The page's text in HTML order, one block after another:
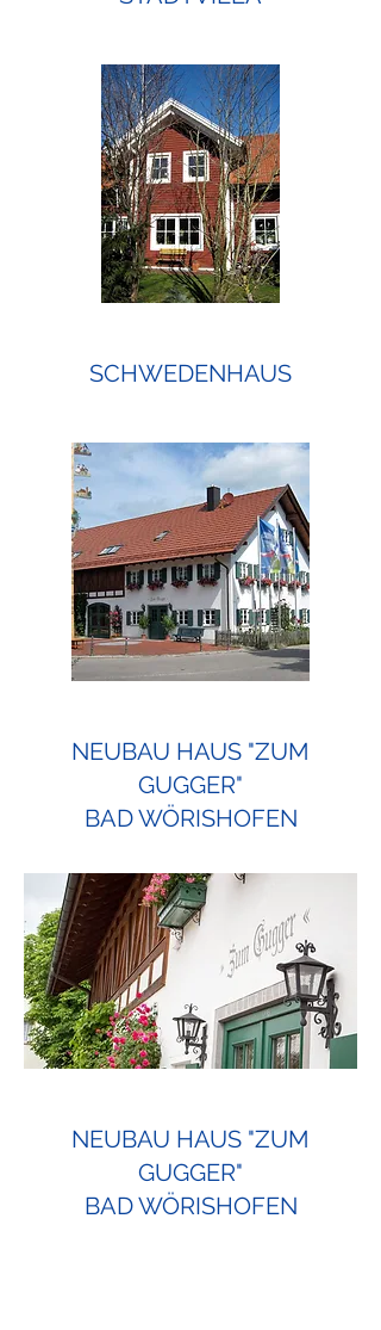
SCHWEDENHAUS
NEUBAU HAUS "ZUM
GUGGER"
BAD WÖRISHOFEN
NEUBAU HAUS "ZUM
GUGGER"
BAD WÖRISHOFEN